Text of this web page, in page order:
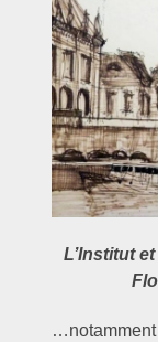
L’Institut